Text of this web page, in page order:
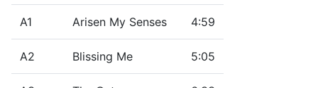
A1 Arisen My Senses 4:59
A2 Blissing Me 5:05